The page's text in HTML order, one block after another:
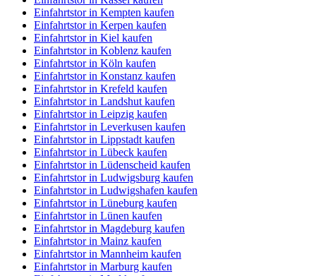
Einfahrtstor in Kempten kaufen
Einfahrtstor in Kerpen kaufen
Einfahrtstor in Kiel kaufen
Einfahrtstor in Koblenz kaufen
Einfahrtstor in Köln kaufen
Einfahrtstor in Konstanz kaufen
Einfahrtstor in Krefeld kaufen
Einfahrtstor in Landshut kaufen
Einfahrtstor in Leipzig kaufen
Einfahrtstor in Leverkusen kaufen
Einfahrtstor in Lippstadt kaufen
Einfahrtstor in Lübeck kaufen
Einfahrtstor in Lüdenscheid kaufen
Einfahrtstor in Ludwigsburg kaufen
Einfahrtstor in Ludwigshafen kaufen
Einfahrtstor in Lüneburg kaufen
Einfahrtstor in Lünen kaufen
Einfahrtstor in Magdeburg kaufen
Einfahrtstor in Mainz kaufen
Einfahrtstor in Mannheim kaufen
Einfahrtstor in Marburg kaufen